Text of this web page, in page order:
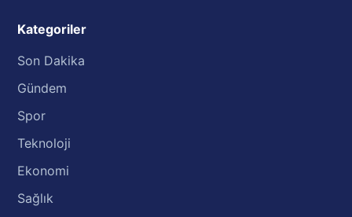
Kategoriler
Son Dakika
Gündem
Spor
Teknoloji
Ekonomi
Sağlık